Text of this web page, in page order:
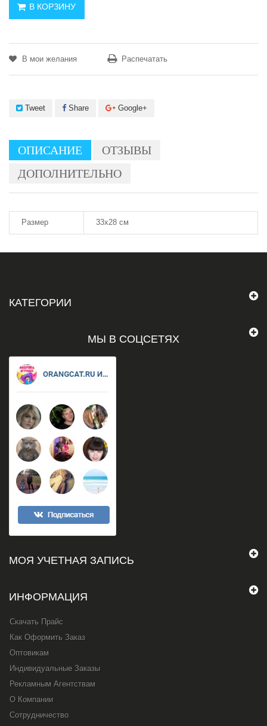
В КОРЗИНУ
В мои желания Распечатать
Tweet Share Google+
ОПИСАНИЕ
ОТЗЫВЫ
ДОПОЛНИТЕЛЬНО
Размер 33х28 см
КАТЕГОРИИ
МЫ В СОЦСЕТЯХ
МОЯ УЧЕТНАЯ ЗАПИСЬ
ИНФОРМАЦИЯ
Скачать Прайс
Как Оформить Заказ
Оптовикам
Индивидуальные Заказы
Рекламным Агентствам
О Компании
Сотрудничество